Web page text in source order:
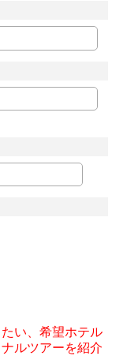
い、希望ホテル
ルツアーを紹介